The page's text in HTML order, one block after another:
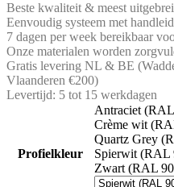
Beste kwaliteit & meest
Eenvoudig systeem met
7 dagen per week bereikbaar
Onze materialen worden
Gratis levering NL & BE
Vlaanderen €200)
Levertijd: 5 tot 15 werkdagen
Profielkleur
Antraciet
Crème wit
Quartz Grey
Spierwit (RAL
Zwart (RAL